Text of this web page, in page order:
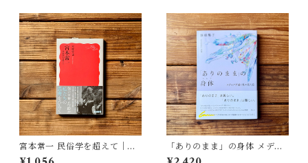
宮本常一 民俗学を超えて｜木
村 哲也
「ありのまま」の身体 メディ
アが描く私の見た目 | 藤嶋 陽